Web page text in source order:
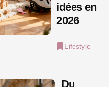
idées en
2026
Lifestyle
Du